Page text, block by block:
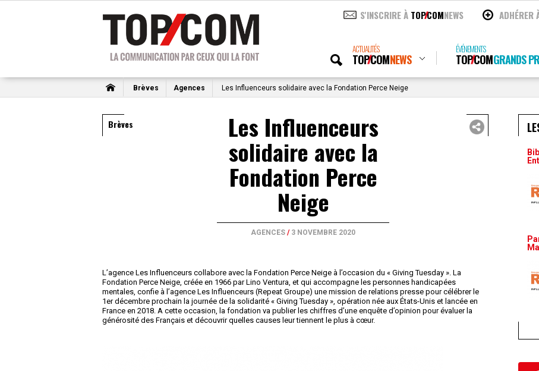
S'INSCRIRE À TOPCOMNEWS ADHÉRER
ACTUALITÉS
TOPCOMNEWS
ÉVÉNEMENTS
TOPCOMGRANDS
Brèves Agences Les Influenceurs solidaire avec la Fondation Perce Neige
Brèves Les Influenceurs
solidaire avec la
Fondation Perce
Neige
AGENCES / 3 NOVEMBRE 2020
L’agence Les Influenceurs collabore avec la Fondation Perce Neige à l’occasion du « Giving Tuesday ». La
Fondation Perce Neige, créée en 1966 par Lino Ventura, et qui accompagne les personnes handicapées
mentales, confie à l’agence Les Influenceurs (Repeat Groupe) une mission de relations presse pour célébrer le
1er décembre prochain la journée de la solidarité « Giving Tuesday », opération née aux États-Unis et lancée en
France en 2018. A cette occasion, la fondation va publier les chiffres d’une enquête d’opinion pour évaluer la
générosité des Français et découvrir quelles causes leur tiennent le plus à cœur.